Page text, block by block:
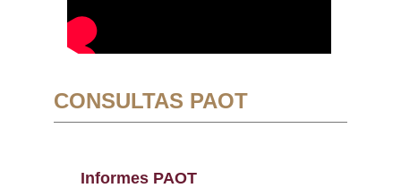
CONSULTAS PAOT
Informes PAOT